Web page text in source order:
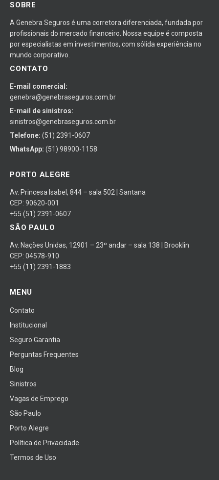
SOBRE
A Genebra Seguros é uma corretora diferenciada, fundada por
profissionais do mercado financeiro. Nossa equipe é composta
por especialistas em investimentos, com sólida experiência no
mundo corporativo.
CONTATO
E-mail comercial:
genebra@genebraseguros.com.br
E-mail de sinistros:
sinistros@genebraseguros.com.br
Telefone: (51) 2391-0607
WhatsApp: (51) 98900-1158
PORTO ALEGRE
Av. Princesa Isabel, 844 – sala 502 | Santana
CEP: 90620-001
+55 (51) 2391-0607
SÃO PAULO
Av. Nações Unidas, 12901 – 23º andar – sala 138 | Brooklin
CEP: 04578-910
+55 (11) 2391-1883
MENU
Contato
Institucional
Seguro Garantia
Perguntas Frequentes
Blog
Sinistros
Vagas de Emprego
São Paulo
Porto Alegre
Política de Privacidade
Termos de Uso